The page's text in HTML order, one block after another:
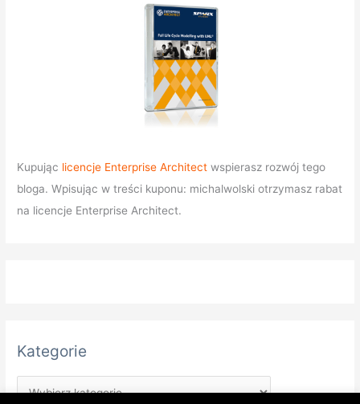
Kupując licencje Enterprise Architect wspierasz rozwój tego
bloga. Wpisując w treści kuponu: michalwolski otrzymasz rabat
na licencje Enterprise Architect.
Kategorie